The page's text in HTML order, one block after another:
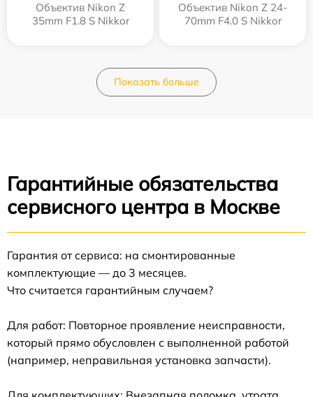
Объектив Nikon Z
35mm F1.8 S Nikkor
Объектив Nikon Z 24-
70mm F4.0 S Nikkor
Показать больше
Гарантийные обязательства
сервисного центра в Москве
Гарантия от сервиса: на смонтированные
комплектующие — до 3 месяцев.
Что считается гарантийным случаем?
Для работ: Повторное проявление неисправности,
который прямо обусловлен с выполненной работой
(например, неправильная установка запчасти).